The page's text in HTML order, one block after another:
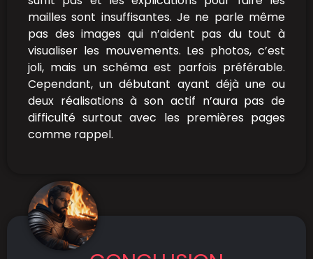
mailles sont insuffisantes. Je ne parle même
pas des images qui n’aident pas du tout à
visualiser les mouvements. Les photos, c’est
joli, mais un schéma est parfois préférable.
Cependant, un débutant ayant déjà une ou
deux réalisations à son actif n’aura pas de
difficulté surtout avec les premières pages
comme rappel.